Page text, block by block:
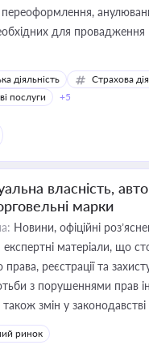
для провадження
діяльність
Страхова
послуги
+5
власність,
марки
Новини, офіційні
експертні матеріали, що
права, реєстрації та
з порушеннями прав
також змін у законодавстві
ринок